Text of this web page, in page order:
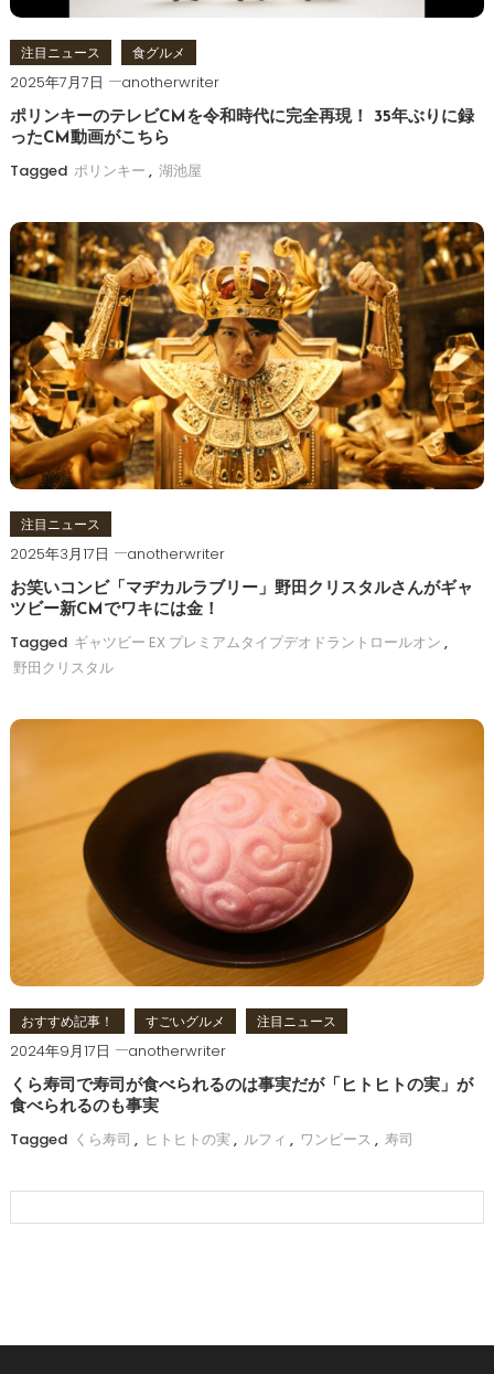
ン
注目ニュース 食グルメ
2025年7月7日 anotherwriter
ポリンキーのテレビCMを令和時代に完全再現！ 35年ぶりに録
ったCM動画がこちら
Tagged ポリンキー , 湖池屋
注目ニュース
2025年3月17日 anotherwriter
お笑いコンビ「マヂカルラブリー」野田クリスタルさんがギャ
ツビー新CMでワキには金！
Tagged ギャツビー EX プレミアムタイプデオドラントロールオン ,
野田クリスタル
おすすめ記事！ すごいグルメ 注目ニュース
2024年9月17日 anotherwriter
くら寿司で寿司が食べられるのは事実だが「ヒトヒトの実」が
食べられるのも事実
Tagged くら寿司 , ヒトヒトの実 , ルフィ , ワンピース , 寿司